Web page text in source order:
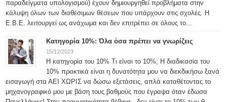
παραδείγματα υπολογισμού) έχουν δημιουργηθεί προβλήματα στην
κάλυψη όλων των διαθέσιμων θέσεων που υπάρχουν στις σχολές. Η
Ε.Β.Ε. λειτουργεί ως ανάχωμα και δεν επιτρέπει σε όλους το...
Κατηγορία 10%: Όλα όσα πρέπει να γνωρίζεις
15/12/2023
Η κατηγορία του 10% Τι είναι το 10%; Η διαδικασία του
10% πρακτικά είναι η δυνατότητα μου να διεκδικήσω ξανά
εισαγωγή στα ΑΕΙ ΧΩΡΙΣ να δώσω εξετάσεις, απλά καταθέτοντας το
μηχανογραφικό μου με βάση τους βαθμούς που έγραψα όταν έδωσα